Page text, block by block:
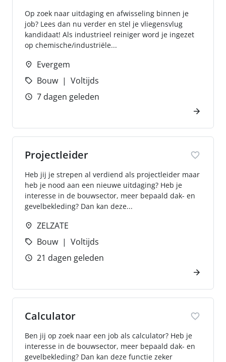
Op zoek naar uitdaging en afwisseling binnen je
job? Lees dan nu verder en stel je vliegensvlug
kandidaat! Als industrieel reiniger word je ingezet
op chemische/industriële...
Evergem
Bouw
Voltijds
7 dagen geleden
Projectleider
Heb jij je strepen al verdiend als projectleider maar
heb je nood aan een nieuwe uitdaging? Heb je
interesse in de bouwsector, meer bepaald dak- en
gevelbekleding? Dan kan deze...
ZELZATE
Bouw
Voltijds
21 dagen geleden
Calculator
Ben jij op zoek naar een job als calculator? Heb je
interesse in de bouwsector, meer bepaald dak- en
gevelbekleding? Dan kan deze functie zeker